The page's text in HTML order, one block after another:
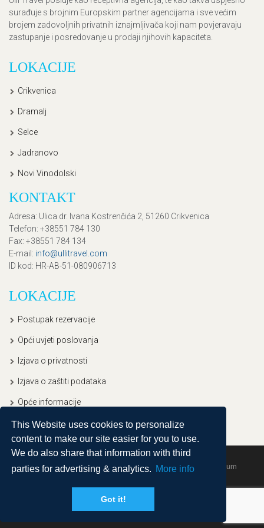
This Website uses cookies to personalize
content to make our site easier for you to use.
We do also share that information with third
parties for advertising & analytics. More info
Got it!
surađuje s brojnim Europskim partner agencijama i sve većim
brojem zadovoljnih privatnih iznajmljivača koji nam povjeravaju
zastupanje i posredovanje u prodaji njihovih kapaciteta.
LOKACIJE
Crikvenica
Dramalj
Selce
Jadranovo
Novi Vinodolski
KONTAKT
Adresa: Ulica dr. Ivana Kostrenčića 2, 51260 Crikvenica
Telefon: +38551 784 130
Fax: +38551 784 134
E-mail : info@ullitravel.com
ID kod: HR-AB-51-080906713
LOKACIJE
Postupak rezervacije
Opći uvjeti poslovanja
Izjava o privatnosti
Izjava o zaštiti podataka
Opće informacije
Copyright © 2020, Ullitravel |Sitemap| Powered by Agendum